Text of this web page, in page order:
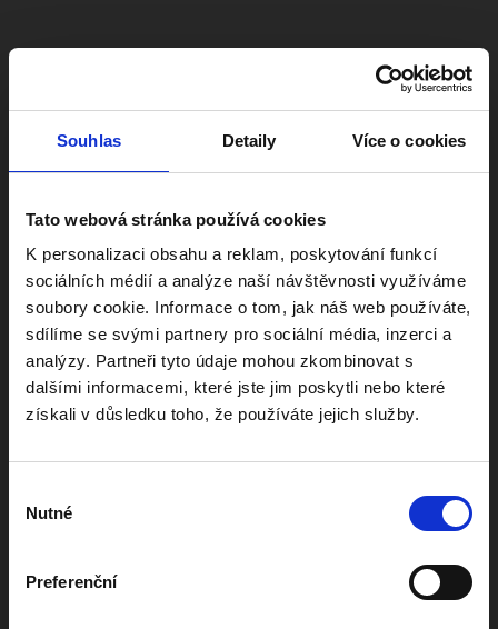
Souhlas Detaily Více o cookies
Tato webová stránka používá cookies
K personalizaci obsahu a reklam, poskytování funkcí
sociálních médií a analýze naší návštěvnosti využíváme
soubory cookie. Informace o tom, jak náš web používáte,
sdílíme se svými partnery pro sociální média, inzerci a
analýzy. Partneři tyto údaje mohou zkombinovat s
dalšími informacemi, které jste jim poskytli nebo které
získali v důsledku toho, že používáte jejich služby.
souhlasu
Nutné
Preferenční